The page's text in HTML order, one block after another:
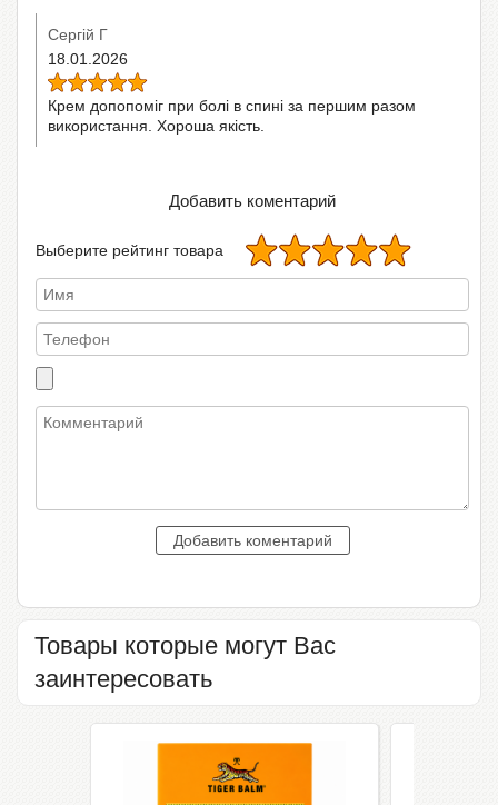
Сергій Г
18.01.2026
Крем допопоміг при болі в спині за першим разом
використання. Хороша якість.
Добавить коментарий
Выберите рейтинг товара
Товары которые могут Вас
заинтересовать